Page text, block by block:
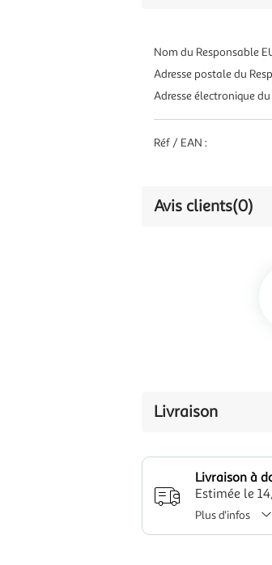
Nom du Responsable
Adresse postale du
Adresse électronique
Réf / EAN :
Avis clients(0)
Livraison
Livraison à
Estimée le
Plus d'infos